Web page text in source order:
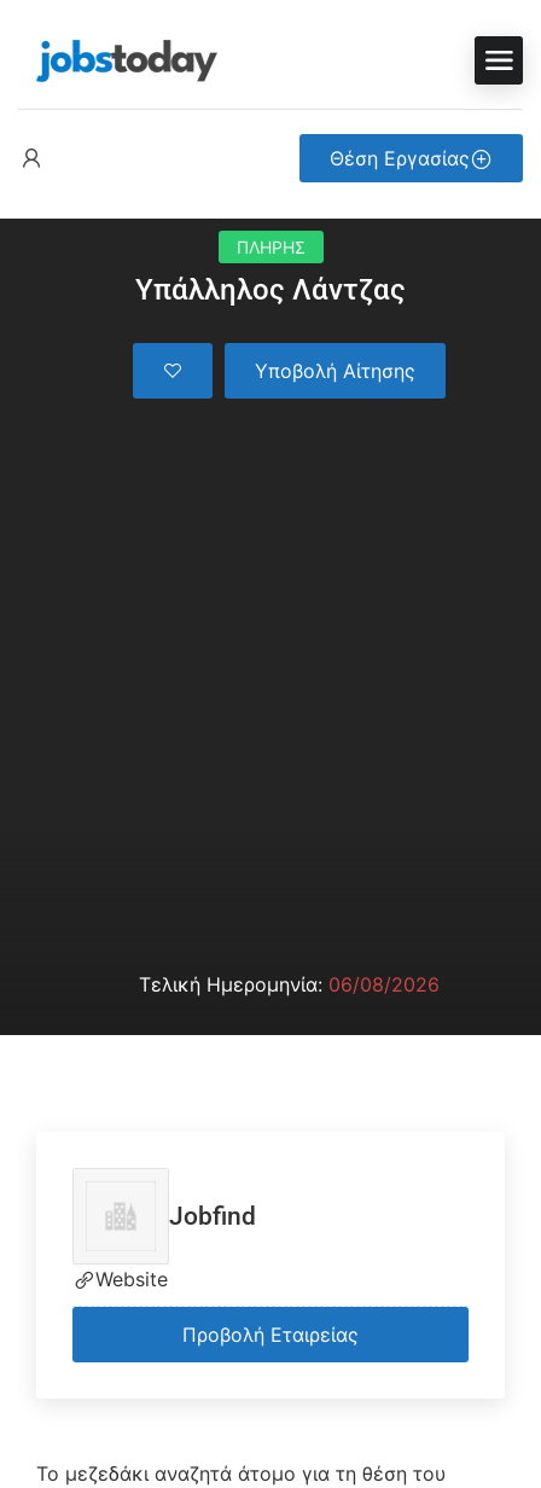
Θέση Εργασίας
ΠΛΗΡΗΣ
Υπάλληλος Λάντζας
Υποβολή Αίτησης
Τελική Ημερομηνία: 06/08/2026
Το μεζεδάκι αναζητά άτομο για τη θέση του
Jobfind
Website
Προβολή Εταιρείας